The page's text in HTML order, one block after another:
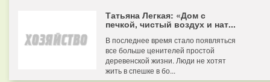
Татьяна Легкая: «Дом с
печкой, чистый воздух и нат...
В последнее время стало появляться
все больше ценителей простой
деревенской жизни. Люди не хотят
жить в спешке в бо...